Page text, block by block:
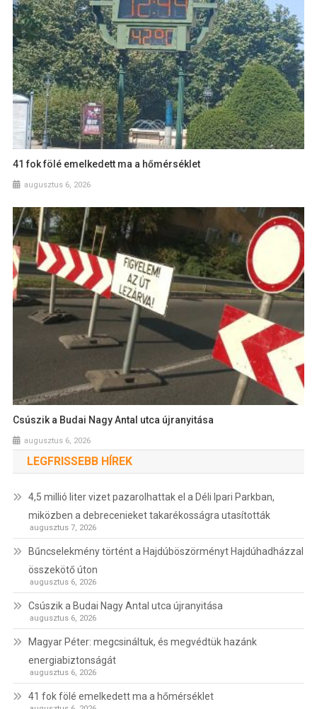
41 fok fölé emelkedett ma a hőmérséklet
augusztus 6, 2026
Csúszik a Budai Nagy Antal utca újranyitása
augusztus 6, 2026
LEGFRISSEBB HÍREK
4,5 millió liter vizet pazarolhattak el a Déli Ipari Parkban,
miközben a debrecenieket takarékosságra utasították
augusztus 7, 2026
Bűncselekmény történt a Hajdúböszörményt Hajdúhadházzal
összekötő úton
augusztus 6, 2026
Csúszik a Budai Nagy Antal utca újranyitása
augusztus 6, 2026
Magyar Péter: megcsináltuk, és megvédtük hazánk
energiabiztonságát
augusztus 6, 2026
41 fok fölé emelkedett ma a hőmérséklet